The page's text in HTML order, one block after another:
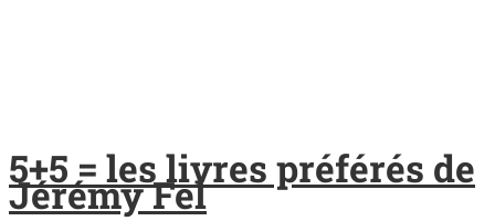
5+5 = les livres préférés de
Jérémy Fel